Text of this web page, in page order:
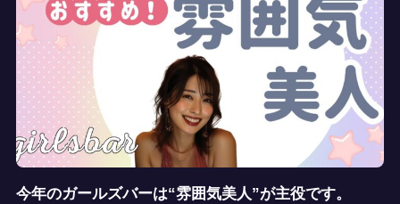
今年のガールズバーは“雰囲気美人”が主役です。